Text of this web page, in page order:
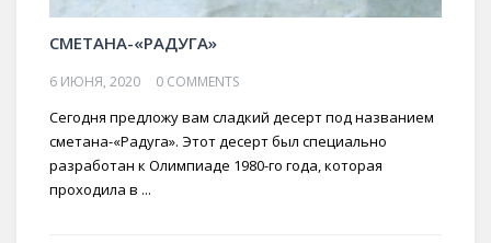
СМЕТАНА-«РАДУГА»
6 ИЮНЯ, 2020 0 COMMENTS
Сегодня предложу вам сладкий десерт под названием
сметана-«Радуга». Этот десерт был специально
разработан к Олимпиаде 1980-го года, которая
проходила в ...